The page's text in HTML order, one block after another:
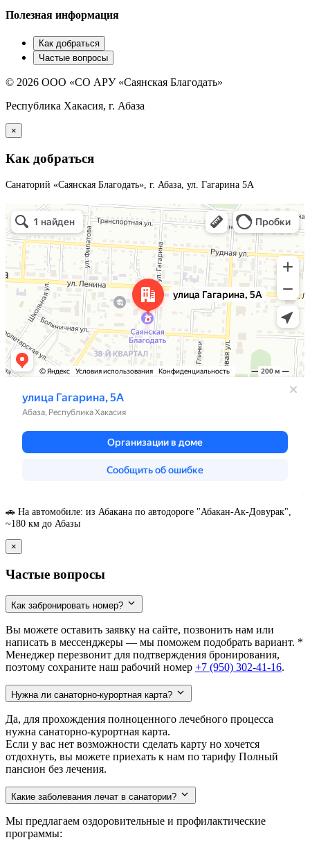
Полезная информация
Как добраться
Частые вопросы
© 2026 ООО «СО АРУ «Саянская Благодать»
Республика Хакасия, г. Абаза
×
Как добраться
Санаторий «Саянская Благодать», г. Абаза, ул. Гагарина 5А
🚗 На автомобиле: из Абакана по автодороге "Абакан-Ак-Довурак",
~180 км до Абазы
×
Частые вопросы
Как забронировать номер?
Вы можете оставить заявку на сайте, позвонить нам или
написать в мессенджеры — мы поможем подобрать вариант. *
Менеджер перезвонит для подтверждения бронирования,
поэтому сохраните наш рабочий номер +7 (950) 302-41-16.
Нужна ли санаторно-курортная карта?
Да, для прохождения полноценного лечебного процесса
нужна санаторно-курортная карта.
Если у вас нет возможности сделать карту но хочется
отдохнуть, вы можете приехать к нам по тарифу Полный
пансион без лечения.
Какие заболевания лечат в санатории?
Мы предлагаем оздоровительные и профилактические
программы: